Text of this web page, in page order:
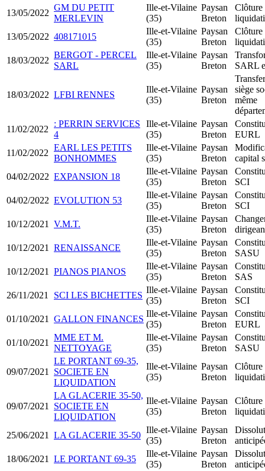
13/05/2022
GM DU PETIT
MERLEVIN
Ille-et-Vilaine
(35)
Paysan
Breton
Clôture
13/05/2022 408171015
Ille-et-Vilaine
(35)
Paysan
Breton
Clôture
18/03/2022
BERGOT - PERCEL
SARL
Ille-et-Vilaine
(35)
Paysan
Breton
SARL
18/03/2022 LFBI RENNES
Ille-et-Vilaine
(35)
Paysan
Breton
siège
même
11/02/2022
: PERRIN SERVICES
4
Ille-et-Vilaine
(35)
Paysan
Breton
EURL
11/02/2022
EARL LES PETITS
BONHOMMES
Ille-et-Vilaine
(35)
Paysan
Breton
capital
04/02/2022 EXPANSION 18
Ille-et-Vilaine
(35)
Paysan
Breton
SCI
04/02/2022 EVOLUTION 53
Ille-et-Vilaine
(35)
Paysan
Breton
SCI
10/12/2021
V.M.T.
Ille-et-Vilaine
(35)
Paysan
Breton
10/12/2021
RENAISSANCE
Ille-et-Vilaine
(35)
Paysan
Breton
SASU
10/12/2021
PIANOS PIANOS
Ille-et-Vilaine
(35)
Paysan
Breton
SAS
26/11/2021
SCI LES BICHETTES
Ille-et-Vilaine
(35)
Paysan
Breton
SCI
01/10/2021
GALLON FINANCES
Ille-et-Vilaine
(35)
Paysan
Breton
EURL
01/10/2021
MME ET M.
NETTOYAGE
Ille-et-Vilaine
(35)
Paysan
Breton
SASU
09/07/2021
LE PORTANT 69-35,
SOCIETE EN
LIQUIDATION
Ille-et-Vilaine
(35)
Paysan
Breton
Clôture
09/07/2021
LA GLACERIE 35-50,
SOCIETE EN
LIQUIDATION
Ille-et-Vilaine
(35)
Paysan
Breton
Clôture
25/06/2021 LA GLACERIE 35-50
Ille-et-Vilaine
(35)
Paysan
Breton
18/06/2021
LE PORTANT 69-35
Ille-et-Vilaine
(35)
Paysan
Breton